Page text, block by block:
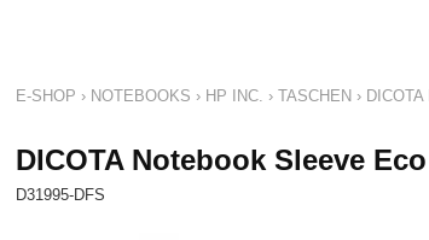
E-SHOP › NOTEBOOKS › HP INC. › TASCHEN ›
DICOTA Notebook Sleeve
D31995-DFS